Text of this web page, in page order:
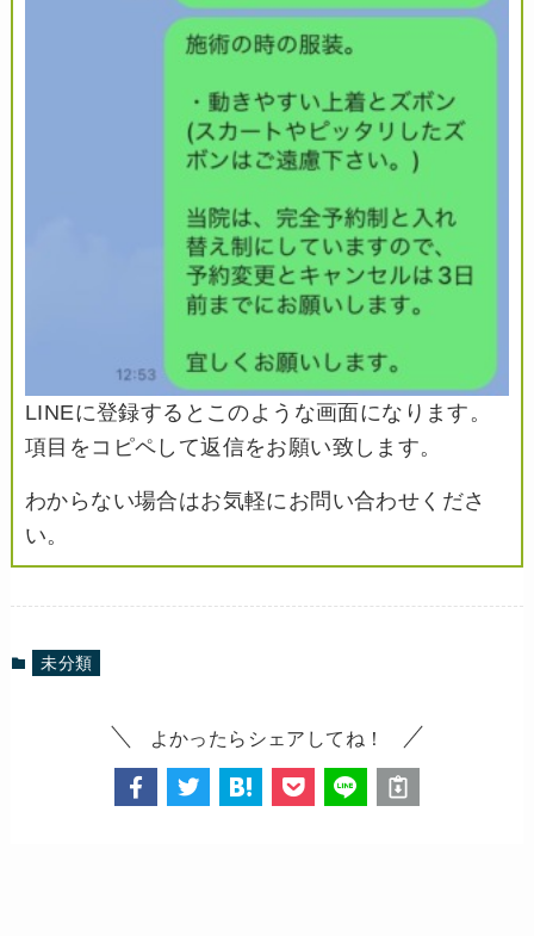
LINEに登録するとこのような画面になります。
項目をコピペして返信をお願い致します。
わからない場合はお気軽にお問い合わせくださ
い。
未分類
よかったらシェアしてね！